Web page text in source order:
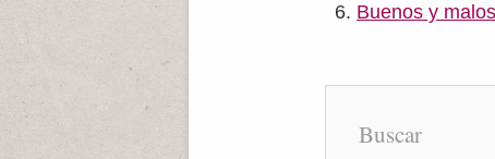
Buenos y
Buscar